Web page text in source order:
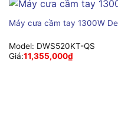
Máy cưa cầm tay 1300W
Model: DWS520KT-QS
Giá:11,355,000₫